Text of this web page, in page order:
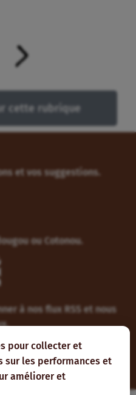
pour collecter et
sur les performances et
améliorer et
cette rubrique
et vos suggestions.
ou Cotonou.
à nos flux RSS et nous